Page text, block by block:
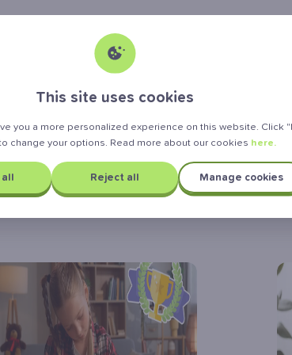
uppdrag: att göra
tillgängligt
alla
This site uses cookies
you a more personalized experience on this website. Click
change your options. Read more about our cookies here.
all Reject all Manage cookies